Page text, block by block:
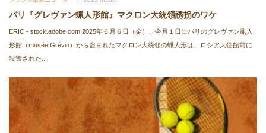
パリ『グレヴァン蝋人形館』マクロン大統領誘拐のワケ
ERIC - stock.adobe.com 2025年６月６日（金）、今月１日にパリのグレヴァン蝋人
形館（musée Grévin）から盗まれたマクロン大統領の蝋人形は、ロシア大使館前に
設置された...